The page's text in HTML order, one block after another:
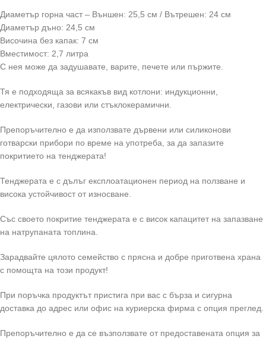
Диаметър горна част – Външен: 25,5 см / Вътрешен: 24 см
Диаметър дъно: 24,5 см
Височина без капак: 7 см
Вместимост: 2,7 литра
С нея може да задушавате, варите, печете или пържите.
Тя е подходяща за всякакъв вид котлони: индукционни,
електрически, газови или стъклокерамични.
Препоръчително е да използвате дървени или силиконови
готварски прибори по време на употреба, за да запазите
покритието на тенджерата!
Тенджерата е с дълъг експлоатационен период на ползване и
висока устойчивост от износване.
Със своето покритие тенджерата е с висок капацитет на запазване
на натрупаната топлина.
Зарадвайте цялото семейство с прясна и добре приготвена храна
с помощта на този продукт!
При поръчка продуктът пристига при вас с бърза и сигурна
доставка до адрес или офис на куриерска фирма с опция преглед.
Препоръчително е да се възползвате от предоставената опция за